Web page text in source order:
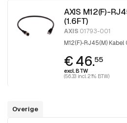
AXIS M12(F)-
(1.6FT)
AXIS 01793-001
M12(F)-RJ45(M) Kabel
€ 46.55
excl. BTW
(56.33 incl. 21% BTW)
Overige